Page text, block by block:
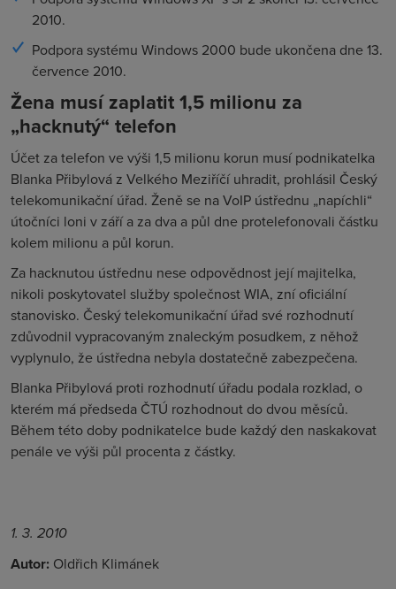
2010.
Podpora systému Windows 2000 bude ukončena dne 13.
července 2010.
Žena musí zaplatit 1,5 milionu za
„hacknutý“ telefon
Účet za telefon ve výši 1,5 milionu korun musí podnikatelka
Blanka Přibylová z Velkého Meziříčí uhradit, prohlásil Český
telekomunikační úřad. Ženě se na VoIP ústřednu „napíchli“
útočníci loni v září a za dva a půl dne protelefonovali částku
kolem milionu a půl korun.
Za hacknutou ústřednu nese odpovědnost její majitelka,
nikoli poskytovatel služby společnost WIA, zní oficiální
stanovisko. Český telekomunikační úřad své rozhodnutí
zdůvodnil vypracovaným znaleckým posudkem, z něhož
vyplynulo, že ústředna nebyla dostatečně zabezpečena.
Blanka Přibylová proti rozhodnutí úřadu podala rozklad, o
kterém má předseda ČTÚ rozhodnout do dvou měsíců.
Během této doby podnikatelce bude každý den naskakovat
penále ve výši půl procenta z částky.
1. 3. 2010
Autor: Oldřich Klimánek